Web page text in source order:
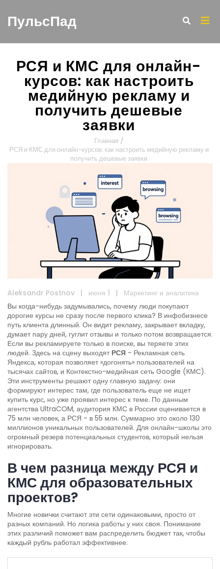
ПульсПад
РСЯ и КМС для онлайн-
курсов: как настроить
медийную рекламу и
получить дешевые
заявки
Главная /
РСЯ и КМС для онлайн-курсов: как настроить медийную рекламу и
получить дешевые заявки
Aleksandr Postnov | июня 1 |
Маркетинг и аналитика
Вы когда-нибудь задумывались, почему люди покупают
дорогие курсы не сразу после первого клика? В инфобизнесе
путь клиента длинный. Он видит рекламу, закрывает вкладку,
думает пару дней, гуглит отзывы и только потом возвращается.
Если вы рекламируете только в поиске, вы теряете этих
людей. Здесь на сцену выходят РСЯ - Рекламная сеть
Яндекса, которая позволяет «догонять» пользователей на
тысячах сайтов, и Контекстно-медийная сеть Google (КМС).
Эти инструменты решают одну главную задачу: они
формируют интерес там, где пользователь еще не ищет
купить курс, но уже проявил интерес к теме. По данным
агентства UltraCOM, аудитория КМС в России оценивается в
75 млн человек, а РСЯ - в 55 млн. Суммарно это около 130
миллионов уникальных пользователей. Для онлайн-школы это
огромный резерв потенциальных студентов, который нельзя
игнорировать.
В чем разница между РСЯ и
КМС для образовательных
проектов?
Многие новички считают эти сети одинаковыми, просто от
разных компаний. Но логика работы у них своя. Понимание
этих различий поможет вам распределить бюджет так, чтобы
каждый рубль работал эффективнее.